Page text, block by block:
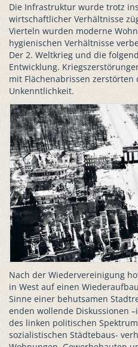
Die Infrastruktur wurde trotz
wirtschaftlicher Verhältnisse
Vierteln wurden moderne
hygienischen Verhältnisse
Der 2. Weltkrieg und die
Entwicklung.
mit Flächenabrissen
Unkenntlichkeit.
Nach der Wiedervereinigung
in West auf einen
Sinne einer behutsamen
enden wollende Diskussionen
des linken politischen
sozialistischen Städtebaus-